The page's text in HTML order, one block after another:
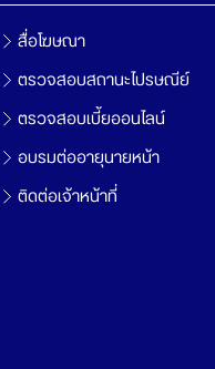
สื่อโฆษณา
ตรวจสอบสถานะไปรษณีย์
ตรวจสอบเบี้ยออนไลน์
อบรมต่ออายุนายหน้า
ติดต่อเจ้าหน้าที่